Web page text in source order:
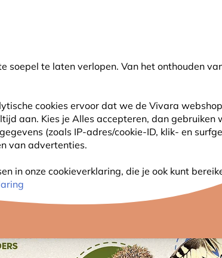
soepel te laten verlopen. Van het onthouden
cookies ervoor dat we de Vivara
aan. Kies je Alles accepteren, dan gebruiken
(zoals IP-adres/cookie-ID, klik- en
van advertenties.
in onze cookieverklaring, die je ook kunt
Zoeken
ANDERE DIEREN PLANTEN